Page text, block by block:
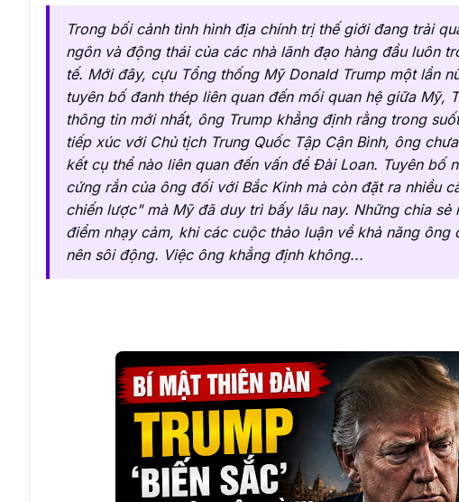
Trong bối cảnh tình hình địa chính trị thế giới đang trải
ngôn và động thái của các nhà lãnh đạo hàng đầu luôn
tế. Mới đây, cựu Tổng thống Mỹ Donald Trump một lần
tuyên bố đanh thép liên quan đến mối quan hệ giữa Mỹ,
thông tin mới nhất, ông Trump khẳng định rằng trong
tiếp xúc với Chủ tịch Trung Quốc Tập Cận Bình, ông
kết cụ thể nào liên quan đến vấn đề Đài Loan. Tuyên bố
cứng rắn của ông đối với Bắc Kinh mà còn đặt ra nhiều
chiến lược" mà Mỹ đã duy trì bấy lâu nay. Những chia
điểm nhạy cảm, khi các cuộc thảo luận về khả năng
nên sôi động. Việc ông khẳng định không...